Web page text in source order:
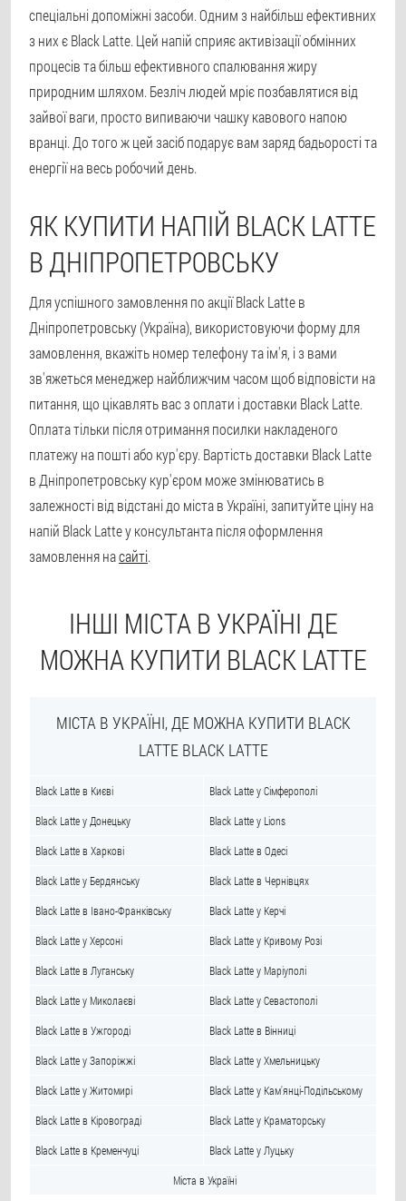
спеціальні допоміжні засоби. Одним з найбільш ефективних
з них є Black Latte. Цей напій сприяє активізації обмінних
процесів та більш ефективного спалювання жиру
природним шляхом. Безліч людей мріє позбавлятися від
зайвої ваги, просто випиваючи чашку кавового напою
вранці. До того ж цей засіб подарує вам заряд бадьорості та
енергії на весь робочий день.
ЯК КУПИТИ НАПІЙ BLACK LATTE
В ДНІПРОПЕТРОВСЬКУ
Для успішного замовлення по акції Black Latte в
Дніпропетровську (Україна), використовуючи форму для
замовлення, вкажіть номер телефону та ім'я, і з вами
зв'яжеться менеджер найближчим часом щоб відповісти на
питання, що цікавлять вас з оплати і доставки Black Latte.
Оплата тільки після отримання посилки накладеного
платежу на пошті або кур'єру. Вартість доставки Black Latte
в Дніпропетровську кур'єром може змінюватись в
залежності від відстані до міста в Україні, запитуйте ціну на
напій Black Latte у консультанта після оформлення
замовлення насайті.
ІНШІ МІСТА В УКРАЇНІ ДЕ
МОЖНА КУПИТИ BLACK LATTE
МІСТА В УКРАЇНІ, ДЕ МОЖНА КУПИТИ BLACK
LATTE BLACK LATTE
Black Latte в Києві Black Latte у Сімферополі
Black Latte у Донецьку Black Latte у Lions
Black Latte в Харкові Black Latte в Одесі
Black Latte у Бердянську Black Latte в Чернівцях
Black Latte в Івано-Франківську Black Latte у Керчі
Black Latte у Херсоні Black Latte у Кривому Розі
Black Latte в Луганську Black Latte у Маріуполі
Black Latte у Миколаєві Black Latte у Севастополі
Black Latte в Ужгороді Black Latte в Вінниці
Black Latte у Запоріжжі Black Latte у Хмельницьку
Black Latte у Житомирі Black Latte у Кам'янці-Подільському
Black Latte в Кіровограді Black Latte у Краматорську
Black Latte в Кременчуці Black Latte у Луцьку
Міста в Україні